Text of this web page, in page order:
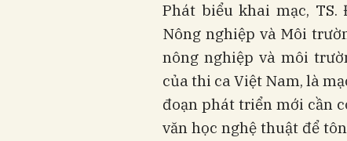
Phát biểu khai mạc,
Nông nghiệp và Môi
nông nghiệp và môi
của thi ca Việt Nam, là
đoạn phát triển mới cần
văn học nghệ thuật để